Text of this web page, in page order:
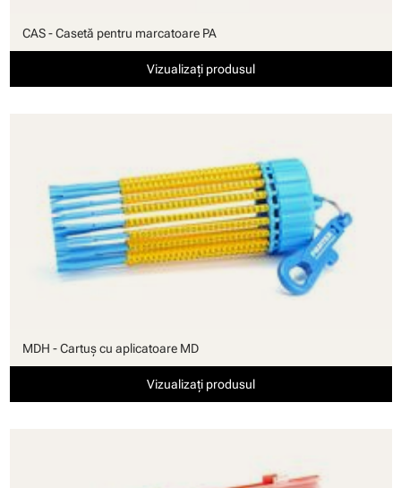
CAS - Casetă pentru marcatoare PA
Vizualizați produsul
MDH - Cartuş cu aplicatoare MD
Vizualizați produsul